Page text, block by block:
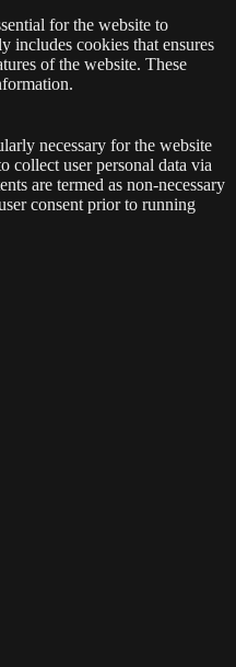
for the website to
includes cookies that ensures
of the website. These
necessary for the website
collect user personal data via
are termed as non-necessary
consent prior to running